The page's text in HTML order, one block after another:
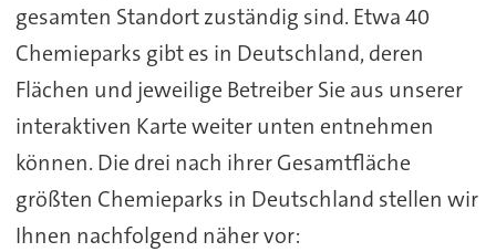
gesamten Standort zuständig sind. Etwa 40
Chemieparks gibt es in Deutschland, deren
Flächen und jeweilige Betreiber Sie aus unserer
interaktiven Karte weiter unten entnehmen
können. Die drei nach ihrer Gesamtfläche
größten Chemieparks in Deutschland stellen wir
Ihnen nachfolgend näher vor: